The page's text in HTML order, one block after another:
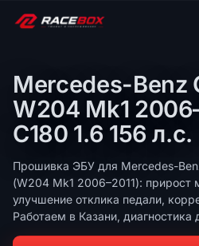
Mercedes-Benz
W204 Mk1
C180 1.6 156 л.с.
Прошивка ЭБУ для Mercedes-
(W204 Mk1 2006–2011):
улучшение отклика педали,
Работаем в Казани, диагностика